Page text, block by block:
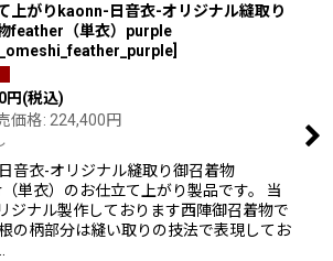
上がりkaonn-日音衣-オリジナル縫取り
feather（単衣）purple
円(税込)
価格: 224,400円
音衣-オリジナル縫取り御召着物
単衣）のお仕立て上がり製品です。 当
ジナル製作しております西陣御召着物で
の柄部分は縫い取りの技法で表現してお